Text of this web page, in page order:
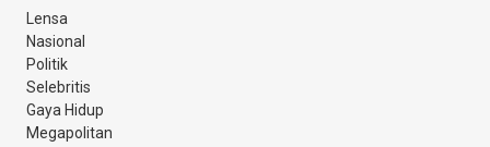
Lensa
Nasional
Politik
Selebritis
Gaya Hidup
Megapolitan